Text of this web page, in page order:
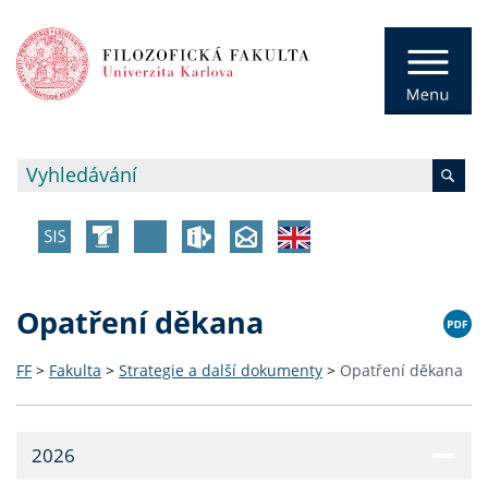
Opatření děkana
FF > Fakulta > Strategie a další dokumenty > Opatření děkana
2026